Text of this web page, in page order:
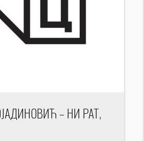
– НИ РАТ,